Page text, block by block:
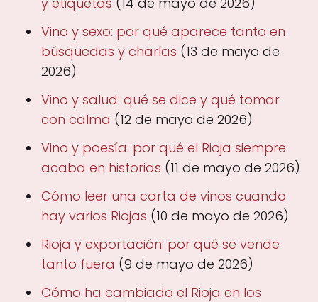
Vino y sexo: por qué aparece tanto en
búsquedas y charlas (13 de mayo de
2026)
Vino y salud: qué se dice y qué tomar
con calma (12 de mayo de 2026)
Vino y poesía: por qué el Rioja siempre
acaba en historias (11 de mayo de 2026)
Cómo leer una carta de vinos cuando
hay varios Riojas (10 de mayo de 2026)
Rioja y exportación: por qué se vende
tanto fuera (9 de mayo de 2026)
Cómo ha cambiado el Rioja en los